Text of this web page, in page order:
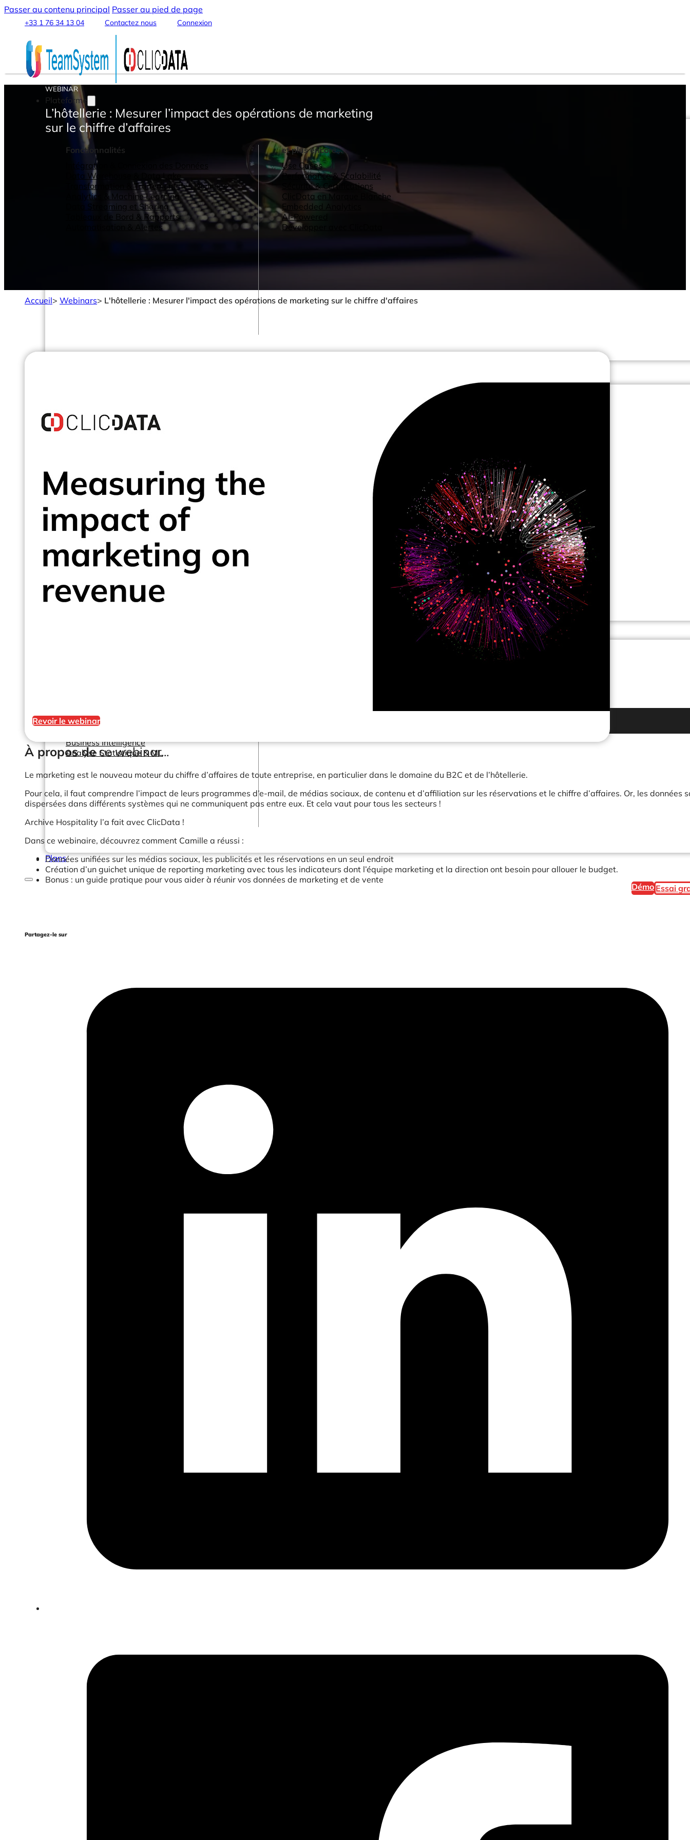
Passer au contenu principal Passer au pied de page
+33 1 76 34 13 04 Contactez nous Connexion
Plateforme
Fonctionnalités
Intégration & Connexion des Données
Data Warehouse & Data Lake
Transformation & Traitement des Données
Analytics & Machine Learning
Data Streaming et Sharing
Tableaux de Bord & Rapports
Automatisation & Alertes
et plus encore...
Use Cases
Performance & Scalabilité
Sécurité & Certifications
ClicData en Marque Blanche
Embedded Analytics
AI-Powered
Développer avec ClicData
Votre Rôle
Data Analystes & Engineers
Consultants
Chefs de Projet
Responsables Commerciaux
Editeurs Logiciels & SaaS
Nos services
Business Intelligence
Analyse Statistique & ML
Plans
Démo Essai
WEBINAR
L’hôtellerie : Mesurer l’impact des opérations de marketing
sur le chiffre d’affaires
Accueil> Webinars> L'hôtellerie : Mesurer l'impact des opérations de marketing sur le chiffre d'affaires
Revoir le webinar
À propos dece webinar...
Le marketing est le nouveau moteur du chiffre d’affaires de toute entreprise, en particulier dans le domaine du B2C et de l’hôtellerie.
Pour cela, il faut comprendre l’impact de leurs programmes d’e-mail, de médias sociaux, de contenu et d’affiliation sur les réservations et le chiffre d’affaires. Or, les données
dispersées dans différents systèmes qui ne communiquent pas entre eux. Et cela vaut pour tous les secteurs !
Archive Hospitality l’a fait avec ClicData !
Dans ce webinaire, découvrez comment Camille a réussi :
Données unifiées sur les médias sociaux, les publicités et les réservations en un seul endroit
Création d’un guichet unique de reporting marketing avec tous les indicateurs dont l’équipe marketing et la direction ont besoin pour allouer le budget.
Bonus : un guide pratique pour vous aider à réunir vos données de marketing et de vente
Partagez-le sur